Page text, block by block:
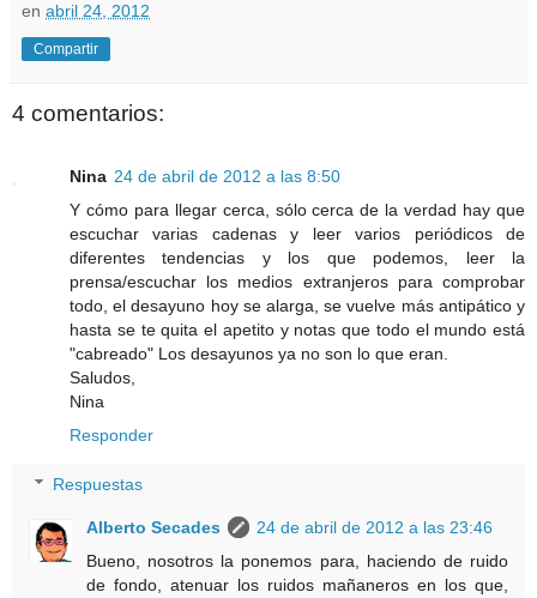
en abril 24, 2012
Compartir
4 comentarios:
Nina 24 de abril de 2012 a las 8:50
Y cómo para llegar cerca, sólo cerca de la verdad hay que
escuchar varias cadenas y leer varios periódicos de
diferentes tendencias y los que podemos, leer la
prensa/escuchar los medios extranjeros para comprobar
todo, el desayuno hoy se alarga, se vuelve más antipático y
hasta se te quita el apetito y notas que todo el mundo está
"cabreado" Los desayunos ya no son lo que eran.
Saludos,
Nina
Responder
Respuestas
Alberto Secades
24 de abril de 2012 a las 23:46
Bueno, nosotros la ponemos para, haciendo de ruido
de fondo, atenuar los ruidos mañaneros en los que,